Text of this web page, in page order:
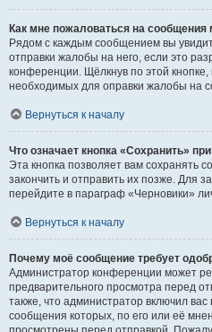
Как мне пожаловаться на сообщения
Рядом с каждым сообщением вы
отправки жалобы на него, если это
конференции. Щёлкнув по этой
необходимых для оправки жалобы на
Вернуться к началу
Что означает кнопка «Сохранить»
Эта кнопка позволяет вам сохранять
закончить и отправить их позже. Для
перейдите в параграф «Черновики»
Вернуться к началу
Почему моё сообщение требует
Администратор конференции может
предварительного просмотра перед
также, что администратор включил вас
сообщения которых, по его или её